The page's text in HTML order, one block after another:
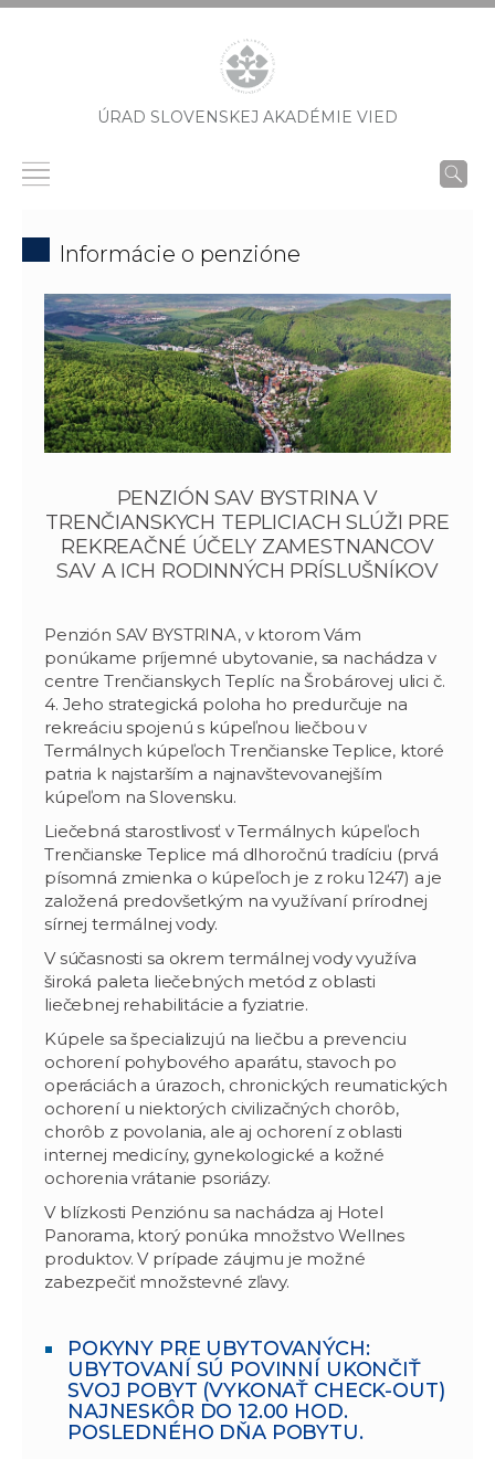
ÚRAD SLOVENSKEJ AKADÉMIE VIED
Informácie o penzióne
PENZIÓN SAV BYSTRINA V
TRENČIANSKYCH TEPLICIACH SLÚŽI PRE
REKREAČNÉ ÚČELY ZAMESTNANCOV
SAV A ICH RODINNÝCH PRÍSLUŠNÍKOV
Penzión SAV BYSTRINA, v ktorom Vám
ponúkame príjemné ubytovanie, sa nachádza v
centre Trenčianskych Teplíc na Šrobárovej ulici č.
4. Jeho strategická poloha ho predurčuje na
rekreáciu spojenú s kúpeľnou liečbou v
Termálnych kúpeľoch Trenčianske Teplice, ktoré
patria k najstarším a najnavštevovanejším
kúpeľom na Slovensku.
Liečebná starostlivosť v Termálnych kúpeľoch
Trenčianske Teplice má dlhoročnú tradíciu (prvá
písomná zmienka o kúpeľoch je z roku 1247) a je
založená predovšetkým na využívaní prírodnej
sírnej termálnej vody.
V súčasnosti sa okrem termálnej vody využíva
široká paleta liečebných metód z oblasti
liečebnej rehabilitácie a fyziatrie.
Kúpele sa špecializujú na liečbu a prevenciu
ochorení pohybového aparátu, stavoch po
operáciách a úrazoch, chronických reumatických
ochorení u niektorých civilizačných chorôb,
chorôb z povolania, ale aj ochorení z oblasti
internej medicíny, gynekologické a kožné
ochorenia vrátanie psoriázy.
V blízkosti Penziónu sa nachádza aj Hotel
Panorama, ktorý ponúka množstvo Wellnes
produktov. V prípade záujmu je možné
zabezpečiť množstevné zľavy.
POKYNY PRE UBYTOVANÝCH:
UBYTOVANÍ SÚ POVINNÍ UKONČIŤ
SVOJ POBYT (VYKONAŤ CHECK-OUT)
NAJNESKÔR DO 12.00 HOD.
POSLEDNÉHO DŇA POBYTU.